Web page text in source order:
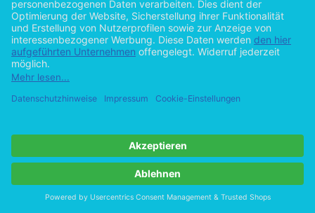
Hilfe/FAQ
Impressum
Datenschutz
AGB
Vertrag widerrufen
Zur Desktop-Version
byOpen Publishing